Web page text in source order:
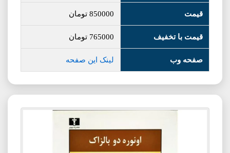
قیمت 850000 تومان
قیمت با تخفیف 765000 تومان
صفحه وب لینک این صفحه